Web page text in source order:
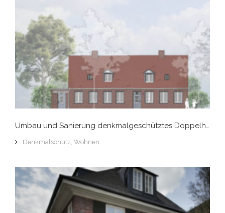
Umbau und Sanierung denkmalgeschütztes Doppelhaus, Hamburg-Övelgönne
Denkmalschutz, Wohnen